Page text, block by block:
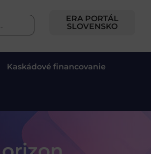
ERA PORTÁL
SLOVENSKO
Kaskádové financovanie